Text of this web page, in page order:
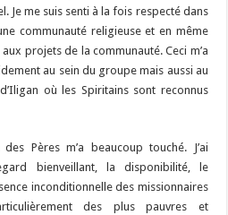
Je me suis senti à la fois respecté dans
communauté religieuse et en même
projets de la communauté. Ceci m’a
au sein du groupe mais aussi au
où les Spiritains sont reconnus
Pères m’a beaucoup touché. J’ai
bienveillant, la disponibilité, le
inconditionnelle des missionnaires
des plus pauvres et